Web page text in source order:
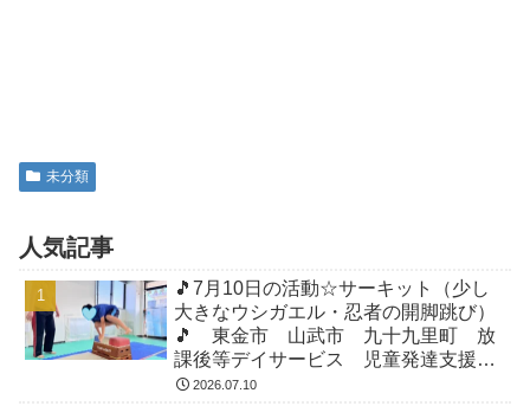
未分類
人気記事
🎵7月10日の活動☆サーキット（少し
大きなウシガエル・忍者の開脚跳び）
🎵 東金市 山武市 九十九里町 放
課後等デイサービス 児童発達支援
運動療育 教室見学
2026.07.10